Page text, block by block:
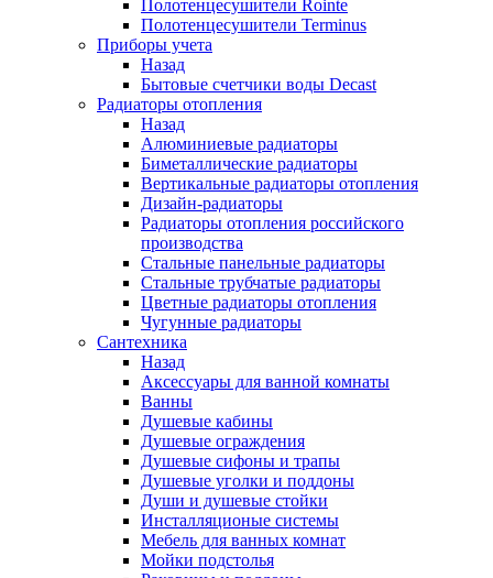
Полотенцесушители Rointe
Полотенцесушители Terminus
Приборы учета
Назад
Бытовые счетчики воды Decast
Радиаторы отопления
Назад
Алюминиевые радиаторы
Биметаллические радиаторы
Вертикальные радиаторы отопления
Дизайн-радиаторы
Радиаторы отопления российского
производства
Стальные панельные радиаторы
Стальные трубчатые радиаторы
Цветные радиаторы отопления
Чугунные радиаторы
Сантехника
Назад
Аксессуары для ванной комнаты
Ванны
Душевые кабины
Душевые ограждения
Душевые сифоны и трапы
Душевые уголки и поддоны
Души и душевые стойки
Инсталляционые системы
Мебель для ванных комнат
Мойки подстолья